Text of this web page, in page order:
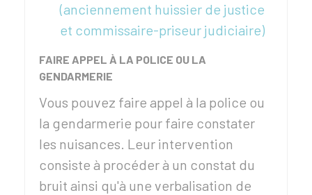
(anciennement huissier de justice
et commissaire-priseur judiciaire)
FAIRE APPEL À LA POLICE OU LA
GENDARMERIE
Vous pouvez faire appel à la police ou
la gendarmerie pour faire constater
les nuisances. Leur intervention
consiste à procéder à un constat du
bruit ainsi qu'à une verbalisation de